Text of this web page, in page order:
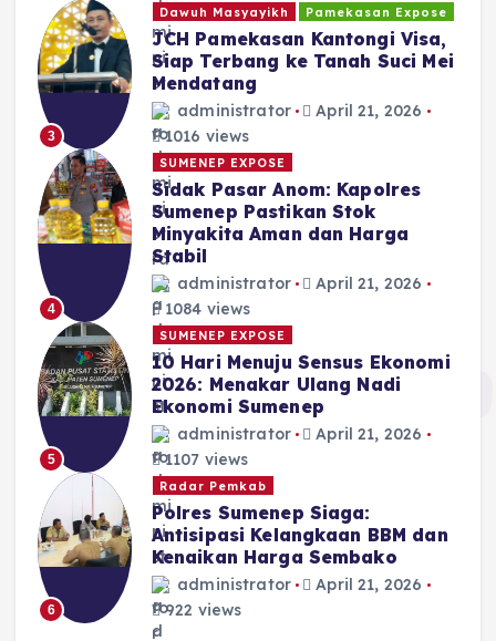
3
Dawuh Masyayikh Pamekasan Expose
JCH Pamekasan Kantongi Visa,
Siap Terbang ke Tanah Suci Mei
Mendatang
administrator
April 21, 2026
1016 views
4
SUMENEP EXPOSE
Sidak Pasar Anom: Kapolres
Sumenep Pastikan Stok
Minyakita Aman dan Harga
Stabil
administrator
April 21, 2026
1084 views
5
SUMENEP EXPOSE
10 Hari Menuju Sensus Ekonomi
2026: Menakar Ulang Nadi
Ekonomi Sumenep
administrator
April 21, 2026
1107 views
6
Radar Pemkab
Polres Sumenep Siaga:
Antisipasi Kelangkaan BBM dan
Kenaikan Harga Sembako
administrator
April 21, 2026
922 views